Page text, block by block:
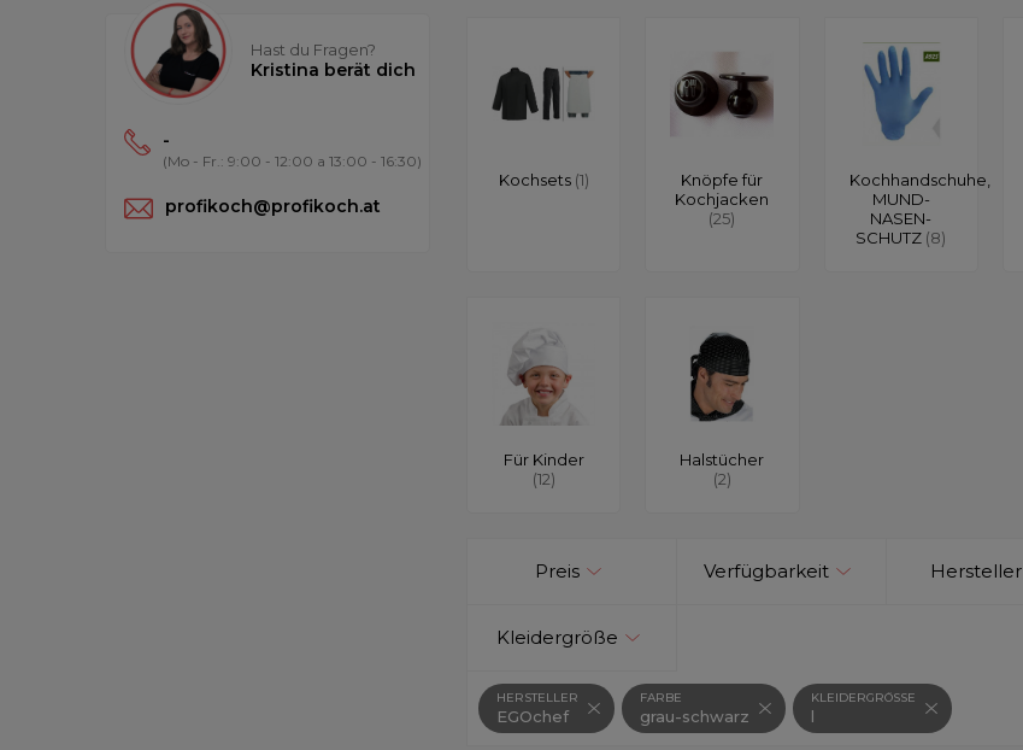
Hast du Fragen?
Kristina berät dich
-
(Mo - Fr.: 9:00 - 12:00 a 13:00 - 16:30)
profikoch@profikoch.at
Kochsets (1)
Knöpfe für
Kochjacken
(25)
Kochhandschuhe,
MUND-
NASEN-
SCHUTZ (8)
Für Kinder
(12)
Halstücher
(2)
Preis Verfügbarkeit Hersteller
Kleidergröße
HERSTELLER
EGOchef
FARBE
grau-schwarz
KLEIDERGRÖSSE
l